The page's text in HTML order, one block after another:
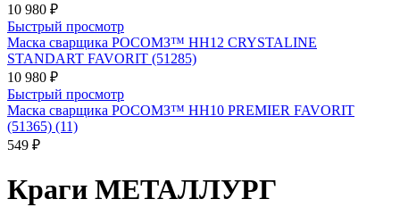
10 980 ₽
Быстрый просмотр
Маска сварщика РОСОМЗ™ НН12 CRYSTALINE
STANDART FAVORIT (51285)
10 980 ₽
Быстрый просмотр
Маска сварщика РОСОМЗ™ НН10 PREMIER FAVORIT
(51365) (11)
549 ₽
Краги МЕТАЛЛУРГ